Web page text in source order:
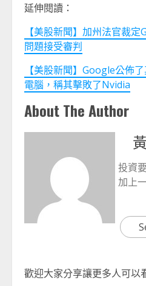
延伸閱讀：
【美股新聞】加州法官裁
問題接受審判
【美股新聞】Google公佈
電腦，稱其擊敗了Nvidia
About The Author
投資
加上
歡迎大家分享讓更多人可以